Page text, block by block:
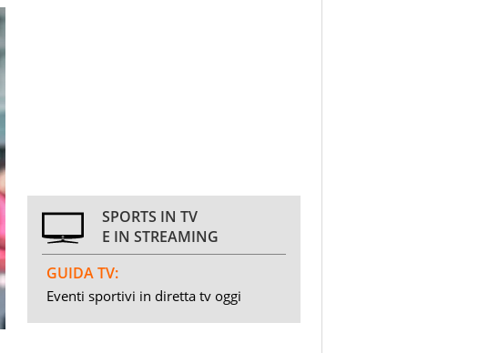
SPORTS IN TV
E IN STREAMING
GUIDA TV:
Eventi sportivi in diretta tv oggi